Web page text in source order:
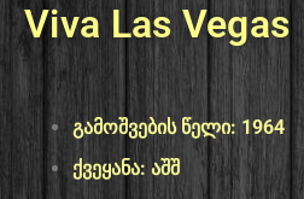
Viva Las Vegas
გამოშვების წელი: 1964
ქვეყანა: აშშ